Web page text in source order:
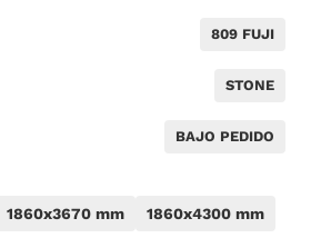
809 FUJI
STONE
BAJO PEDIDO
1860x3670 mm 1860x4300 mm